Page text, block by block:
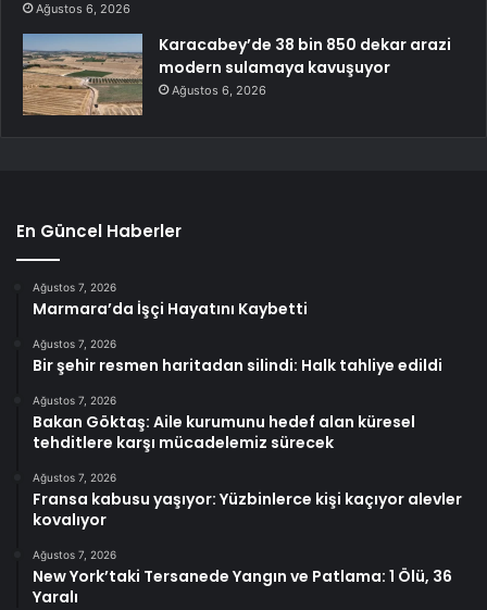
Ağustos 6, 2026
Karacabey’de 38 bin 850 dekar arazi
modern sulamaya kavuşuyor
Ağustos 6, 2026
En Güncel Haberler
Ağustos 7, 2026
Marmara’da İşçi Hayatını Kaybetti
Ağustos 7, 2026
Bir şehir resmen haritadan silindi: Halk tahliye edildi
Ağustos 7, 2026
Bakan Göktaş: Aile kurumunu hedef alan küresel
tehditlere karşı mücadelemiz sürecek
Ağustos 7, 2026
Fransa kabusu yaşıyor: Yüzbinlerce kişi kaçıyor alevler
kovalıyor
Ağustos 7, 2026
New York’taki Tersanede Yangın ve Patlama: 1 Ölü, 36
Yaralı